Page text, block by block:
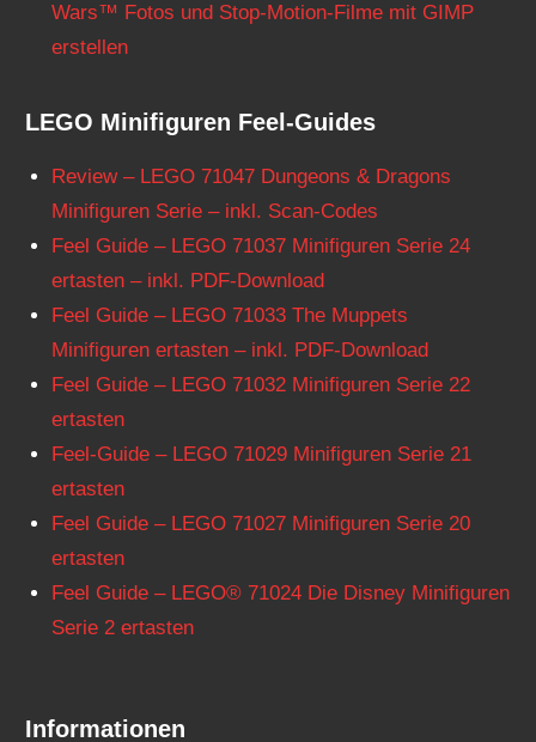
Wars™ Fotos und Stop-Motion-Filme mit GIMP
erstellen
LEGO Minifiguren Feel-Guides
Review – LEGO 71047 Dungeons & Dragons
Minifiguren Serie – inkl. Scan-Codes
Feel Guide – LEGO 71037 Minifiguren Serie 24
ertasten – inkl. PDF-Download
Feel Guide – LEGO 71033 The Muppets
Minifiguren ertasten – inkl. PDF-Download
Feel Guide – LEGO 71032 Minifiguren Serie 22
ertasten
Feel-Guide – LEGO 71029 Minifiguren Serie 21
ertasten
Feel Guide – LEGO 71027 Minifiguren Serie 20
ertasten
Feel Guide – LEGO® 71024 Die Disney Minifiguren
Serie 2 ertasten
Informationen